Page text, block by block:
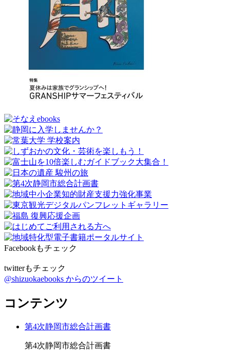
Facebookもチェック
twitterもチェック
@shizuokaebooks からのツイート
コンテンツ
第4次静岡市総合計画書
第4次静岡市総合計画書